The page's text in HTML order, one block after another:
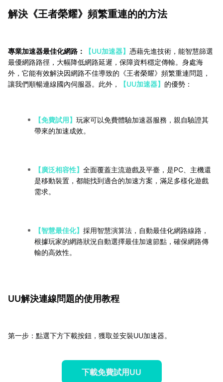
解決《王者榮耀》頻繁重連的的方法
專業加速器最佳化網路： 【UU加速器】 憑藉先進技術，能智慧篩選
最優網路路徑，大幅降低網路延遲，保障資料穩定傳輸。身處海
外，它能有效解決因網路不佳導致的《王者榮耀》頻繁重連問題，
讓我們順暢連線國內伺服器。此外，
【UU加速器】 的優勢：
【免費試用】 玩家可以免費體驗加速器服務，親自驗證其
帶來的加速成效。
【廣泛相容性】 全面覆蓋主流遊戲及平臺，是PC、主機還
是移動裝置，都能找到適合的加速方案，滿足多樣化遊戲
需求。
【智慧最佳化】 採用智慧演算法，自動最佳化網路線路，
根據玩家的網路狀況自動選擇最佳加速節點，確保網路傳
輸的高效性。
UU解決連線問題的使用教程
第一步：點選下方下載按鈕，獲取並安裝UU加速器。
下載免費試用UU